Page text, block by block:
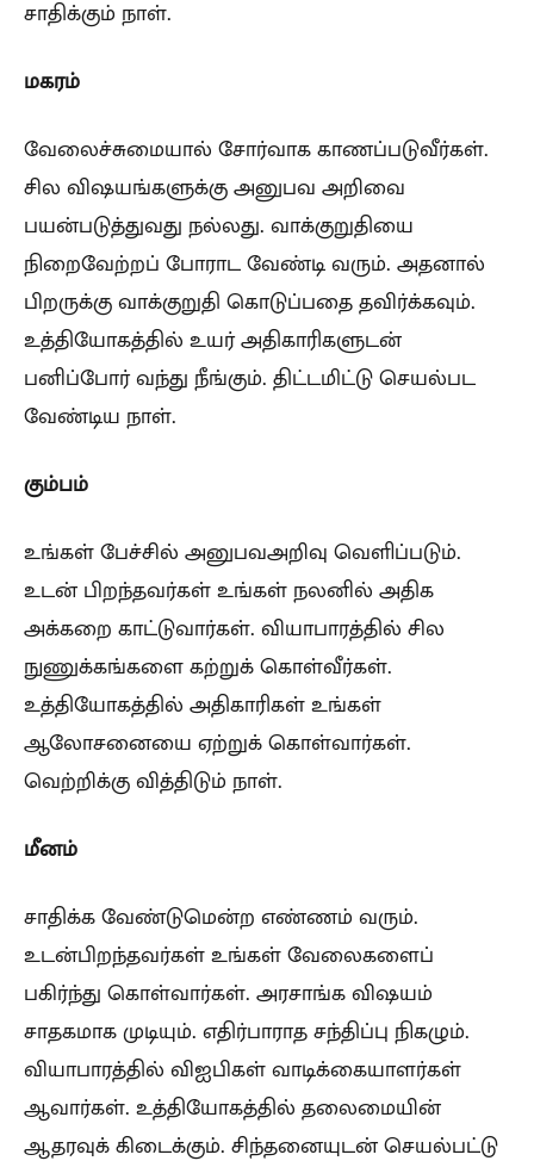
சாதிக்கும் நாள்.
மகரம்
வேலைச்சுமையால் சோர்வாக காணப்படுவீர்கள்.
சில விஷயங்களுக்கு அனுபவ அறிவை
பயன்படுத்துவது நல்லது. வாக்குறுதியை
நிறைவேற்றப் போராட வேண்டி வரும். அதனால்
பிறருக்கு வாக்குறுதி கொடுப்பதை தவிர்க்கவும்.
உத்தியோகத்தில் உயர் அதிகாரிகளுடன்
பனிப்போர் வந்து நீங்கும். திட்டமிட்டு செயல்பட
வேண்டிய நாள்.
கும்பம்
உங்கள் பேச்சில் அனுபவஅறிவு வெளிப்படும்.
உடன் பிறந்தவர்கள் உங்கள் நலனில் அதிக
அக்கறை காட்டுவார்கள். வியாபாரத்தில் சில
நுணுக்கங்களை கற்றுக் கொள்வீர்கள்.
உத்தியோகத்தில் அதிகாரிகள் உங்கள்
ஆலோசனையை ஏற்றுக் கொள்வார்கள்.
வெற்றிக்கு வித்திடும் நாள்.
மீனம்
சாதிக்க வேண்டுமென்ற எண்ணம் வரும்.
உடன்பிறந்தவர்கள் உங்கள் வேலைகளைப்
பகிர்ந்து கொள்வார்கள். அரசாங்க விஷயம்
சாதகமாக முடியும். எதிர்பாராத சந்திப்பு நிகழும்.
வியாபாரத்தில் விஐபிகள் வாடிக்கையாளர்கள்
ஆவார்கள். உத்தியோகத்தில் தலைமையின்
ஆதரவுக் கிடைக்கும். சிந்தனையுடன் செயல்பட்டு